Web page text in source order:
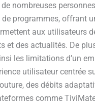
nombreuses
programmes, offrant
aux utilisateurs
des actualités. De
les limitations d’un
utilisateur centrée
des débits
comme